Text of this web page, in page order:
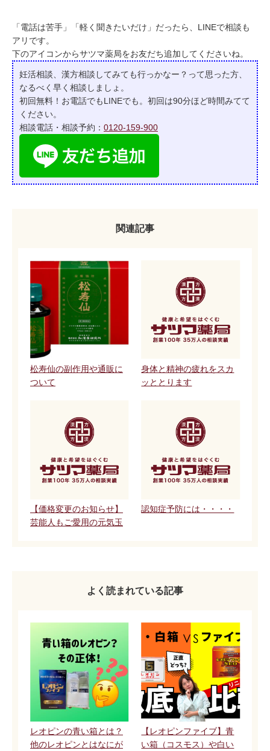
「電話は苦手」「軽く聞きたいだけ」だったら、LINEで相談も
アリです。
下のアイコンからサツマ薬局をお友だち追加してくださいね。
妊活相談、漢方相談してみても行っかなー？って思った方、
なるべく早く相談しましょ。
初回無料！お電話でもLINEでも。初回は90分ほど時間みてて
ください。
相談電話・相談予約： 0120-159-900
関連記事
松寿仙の副作用や通販に
ついて
身体と精神の疲れをスカ
ッととります
【価格変更のお知らせ】
芸能人もご愛用の元気玉
認知症予防には・・・・
よく読まれている記事
レオピンの青い箱とは？
他のレオピンとはなにが
【レオピンファイブ】青
い箱（コスモス）や白い